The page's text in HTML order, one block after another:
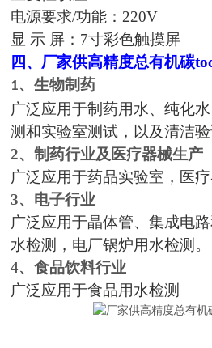
电源要求/功能：220V
显 示 屏： 7寸彩色触摸屏
四、 厂家供高精度总有机碳
1、生物制药
广泛应用于制药用水、纯化
测和实验室测试，以及清洁验
2、制药行业及医疗器械生产
广泛应用于药品实验室，医疗
3、 电子行业
广泛应用于晶体管、集成电
水检测，电厂锅炉用水检测。
4、食品饮料行业
广泛应用于食品用水检测